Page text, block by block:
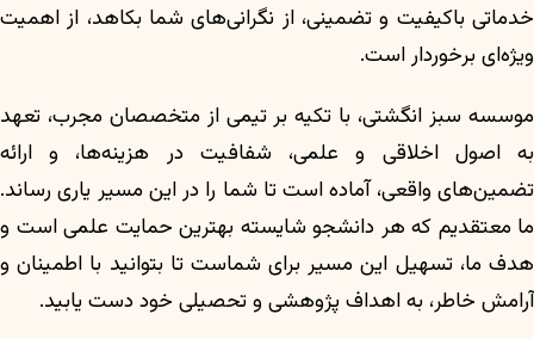
خدماتی باکیفیت و تضمینی، از نگرانی‌های شما بکاهد، از اهمیت
ویژه‌ای برخوردار است.
موسسه سبز انگشتی، با تکیه بر تیمی از متخصصان مجرب، تعهد
به اصول اخلاقی و علمی، شفافیت در هزینه‌ها، و ارائه
تضمین‌های واقعی، آماده است تا شما را در این مسیر یاری رساند.
ما معتقدیم که هر دانشجو شایسته بهترین حمایت علمی است و
هدف ما، تسهیل این مسیر برای شماست تا بتوانید با اطمینان و
آرامش خاطر، به اهداف پژوهشی و تحصیلی خود دست یابید.